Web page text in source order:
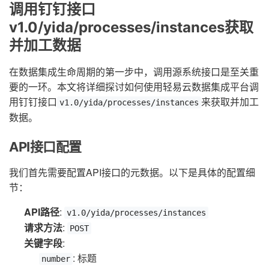
调用钉钉接口
v1.0/yida/processes/instances获取
并加工数据
在数据集成生命周期的第一步中，调用源系统接口是至关重
要的一环。本文将详细探讨如何使用轻易云数据集成平台调
用钉钉接口 v1.0/yida/processes/instances 来获取并加工
数据。
API接口配置
我们首先需要配置API接口的元数据。以下是具体的配置细
节：
API路径: v1.0/yida/processes/instances
请求方法: POST
关键字段:
number : 标题